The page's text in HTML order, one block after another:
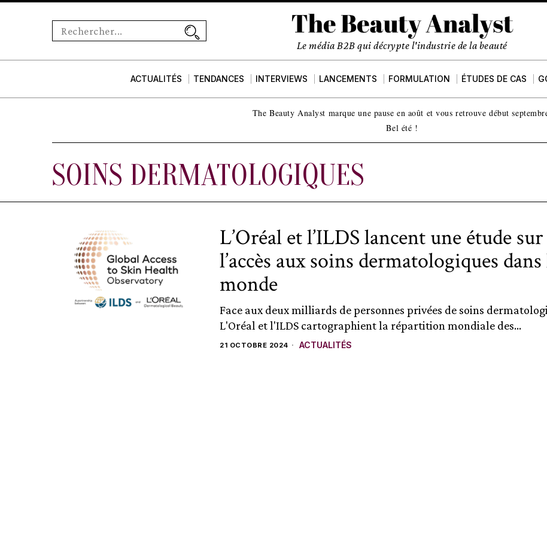
Le média B2B qui décrypte l'industrie de la beauté
ACTUALITÉS TENDANCES INTERVIEWS LANCEMENTS FORMULATION ÉTUDES DE CAS
The Beauty Analyst marque une pause en août et vous retrouve début
Bel été !
SOINS DERMATOLOGIQUES
L’Oréal et l’ILDS lancent une étude sur
l’accès aux soins dermatologiques
monde
Face aux deux milliards de personnes privées de soins
L'Oréal et l'ILDS cartographient la répartition mondiale des...
21 OCTOBRE 2024 ACTUALITÉS